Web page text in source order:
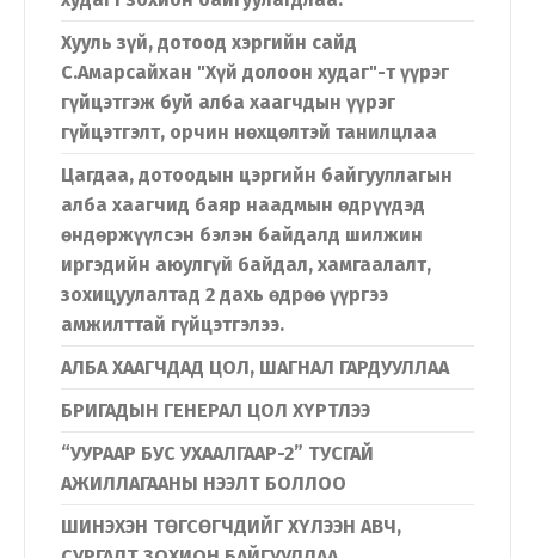
Хууль зүй, дотоод хэргийн сайд
С.Амарсайхан "Хүй долоон худаг"-т үүрэг
гүйцэтгэж буй алба хаагчдын үүрэг
гүйцэтгэлт, орчин нөхцөлтэй танилцлаа
Цагдаа, дотоодын цэргийн байгууллагын
алба хаагчид баяр наадмын өдрүүдэд
өндөржүүлсэн бэлэн байдалд шилжин
иргэдийн аюулгүй байдал, хамгаалалт,
зохицуулалтад 2 дахь өдрөө үүргээ
амжилттай гүйцэтгэлээ.
АЛБА ХААГЧДАД ЦОЛ, ШАГНАЛ ГАРДУУЛЛАА
БРИГАДЫН ГЕНЕРАЛ ЦОЛ ХҮРТЛЭЭ
“УУРААР БУС УХААЛГААР-2” ТУСГАЙ
АЖИЛЛАГААНЫ НЭЭЛТ БОЛЛОО
ШИНЭХЭН ТӨГСӨГЧДИЙГ ХҮЛЭЭН АВЧ,